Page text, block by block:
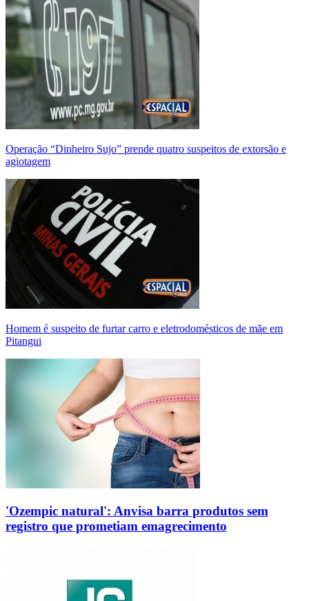
Operação “Dinheiro Sujo” prende quatro suspeitos de extorsão e
agiotagem
Homem é suspeito de furtar carro e eletrodomésticos de mãe em
Pitangui
'Ozempic natural': Anvisa barra produtos sem
registro que prometiam emagrecimento